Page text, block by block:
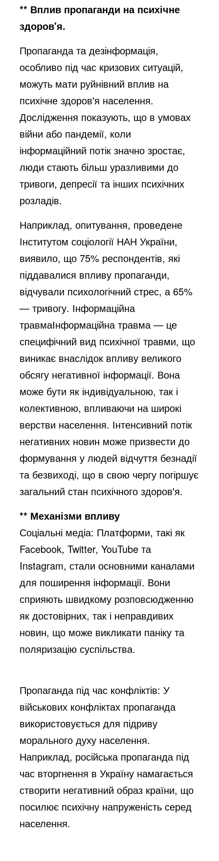
** Вплив пропаганди на психічне
здоров'я.
Пропаганда та дезінформація,
особливо під час кризових ситуацій,
можуть мати руйнівний вплив на
психічне здоров'я населення.
Дослідження показують, що в умовах
війни або пандемії, коли
інформаційний потік значно зростає,
люди стають більш уразливими до
тривоги, депресії та інших психічних
розладів.
Наприклад, опитування, проведене
Інститутом соціології НАН України,
виявило, що 75% респондентів, які
піддавалися впливу пропаганди,
відчували психологічний стрес, а 65%
— тривогу. Інформаційна
травмаІнформаційна травма — це
специфічний вид психічної травми, що
виникає внаслідок впливу великого
обсягу негативної інформації. Вона
може бути як індивідуальною, так і
колективною, впливаючи на широкі
верстви населення. Інтенсивний потік
негативних новин може призвести до
формування у людей відчуття безнадії
та безвиході, що в свою чергу погіршує
загальний стан психічного здоров'я.
** Механізми впливу
Соціальні медіа: Платформи, такі як
Facebook, Twitter, YouTube та
Instagram, стали основними каналами
для поширення інформації. Вони
сприяють швидкому розповсюдженню
як достовірних, так і неправдивих
новин, що може викликати паніку та
поляризацію суспільства.
Пропаганда під час конфліктів: У
військових конфліктах пропаганда
використовується для підриву
морального духу населення.
Наприклад, російська пропаганда під
час вторгнення в Україну намагається
створити негативний образ країни, що
посилює психічну напруженість серед
населення.